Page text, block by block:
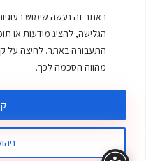
באתר זה נעשה שימוש
הגלישה, להציג מודעות או
התעבורה באתר. לחיצה על
מהווה הסכמה לכך.
מאפים
ממולאים
מרקים
© כל הזכויות שמורות לענת